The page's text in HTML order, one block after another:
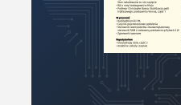
Projektowanie